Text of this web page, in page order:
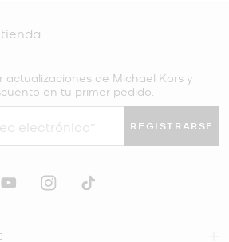
actualizaciones de Michael Kors y
en tu primer pedido.
REGISTRARSE